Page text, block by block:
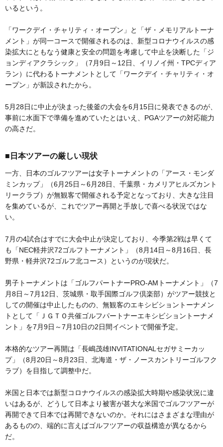
いるという。
「ワークデイ・チャリティ・オープン」と「ザ・メモリアルトーナ
メント」が同一コースで開催されるのは、新型コロナウイルスの感
染拡大にともなう健康と安全の問題を考慮して中止を決断した「ジ
ョンディアクラシック」（7月9日～12日、イリノイ州・TPCディア
ラン）に代わるトーナメントとして「ワークデイ・チャリティ・オ
ープン」が新設されたから。
5月28日に中止が決まった後釜の大会を6月15日に発表できるのが、
事前に水面下で準備を進めていたとはいえ、PGAツアーの対応能力
の高さだ。
■日本ツアーの厳しい現状
一方、日本のゴルフツアーは女子トーナメントの「アース・モンダ
ミンカップ」（6月25日～6月28日、千葉県・カメリアヒルズカント
リークラブ）が無観客で開催される予定となっており、大きな注目
を集めているが、これでツアー再開と手放しで喜べる状況ではな
い。
7月の4試合はすでに大会中止が決定しており、今季第2戦は早くて
も「NEC軽井沢72ゴルフトーナメント」（8月14日～8月16日、長
野県・軽井沢72ゴルフ北コース）というのが現状だ。
男子トーナメントは「ゴルフパートナーPRO-AMトーナメント」（7
月8日～7月12日、茨城県・取手国際ゴルフ倶楽部）がツアー競技と
しての開催は中止したものの、無観客のエキシビショントーナメン
トとして「ＪＧＴＯ共催ゴルフパートナーエキシビショントーナメ
ント」を7月9日～7月10日の2日間イベントで開催予定。
本格的なツアー再開は「長嶋茂雄INVITATIONALセガサミーカッ
プ」（8月20日～8月23日、北海道・ザ・ノースカントリーゴルフク
ラブ）を目指して調整中だ。
米国と日本では新型コロナウイルスの感染拡大時期や感染状況に違
いはあるが、どうして日本より被害が甚大な米国でゴルフツアーが
再開できて日本では再開できないのか。それにはさまざまな理由が
あるものの、端的に言えばゴルフツアーの収益構造が異なるから
だ。